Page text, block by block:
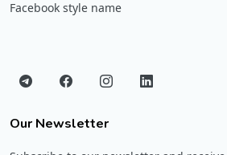
Facebook style name
Our Newsletter